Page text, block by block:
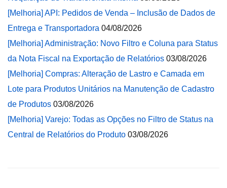
[Melhoria] API: Pedidos de Venda – Inclusão de Dados de
Entrega e Transportadora 04/08/2026
[Melhoria] Administração: Novo Filtro e Coluna para Status
da Nota Fiscal na Exportação de Relatórios 03/08/2026
[Melhoria] Compras: Alteração de Lastro e Camada em
Lote para Produtos Unitários na Manutenção de Cadastro
de Produtos 03/08/2026
[Melhoria] Varejo: Todas as Opções no Filtro de Status na
Central de Relatórios do Produto 03/08/2026